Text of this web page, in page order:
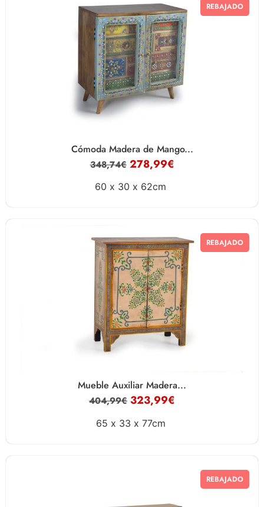
REBAJADO
Cómoda Madera de Mango...
348,74€ 278,99€
60 x 30 x 62cm
REBAJADO
Mueble Auxiliar Madera...
404,99€ 323,99€
65 x 33 x 77cm
REBAJADO